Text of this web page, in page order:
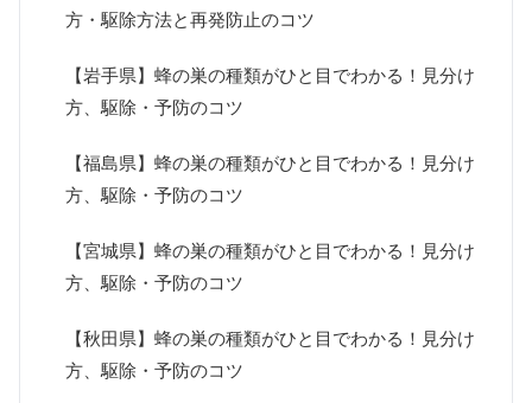
方・駆除方法と再発防止のコツ
【岩手県】蜂の巣の種類がひと目でわかる！見分け
方、駆除・予防のコツ
【福島県】蜂の巣の種類がひと目でわかる！見分け
方、駆除・予防のコツ
【宮城県】蜂の巣の種類がひと目でわかる！見分け
方、駆除・予防のコツ
【秋田県】蜂の巣の種類がひと目でわかる！見分け
方、駆除・予防のコツ